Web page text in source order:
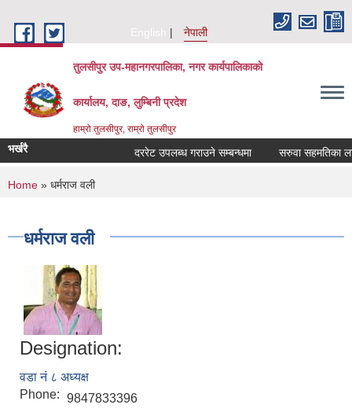
English
नेपाली
तुलसीपुर उप-महानगरपालिका, नगर कार्यपालिकाको
कार्यालय, दाङ, लुम्बिनी प्रदेश
हाम्रो तुलसीपुर, राम्रो तुलसीपुर
भर्खरै दररेट उपलब्ध गराउने सम्बन्धमा सरुवा सहमतिका
You are here
Home » धर्मराज वली
धर्मराज वली
Designation:
वडा नं ८ अध्यक्ष
Phone: 9847833396